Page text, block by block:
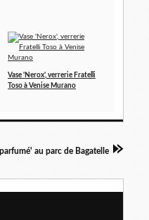
Vase 'Nerox', verrerie Fratelli
Toso à Venise Murano
au parc de Bagatelle